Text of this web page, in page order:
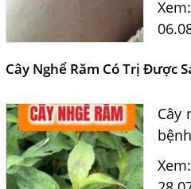
điều
Cây Nghể Răm Có Trị Được
Cây